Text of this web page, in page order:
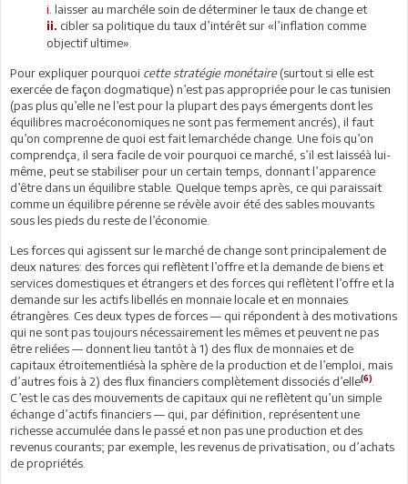
i. laisser au marchéle soin de déterminer le taux de change et
ii. cibler sa politique du taux d’intérêt sur «l’inflation comme
objectif ultime».
Pour expliquer pourquoi cette stratégie monétaire(surtout si elle est
exercée de façon dogmatique) n’est pas appropriée pour le cas tunisien
(pas plus qu’elle ne l’est pour la plupart des pays émergents dont les
équilibres macroéconomiques ne sont pas fermement ancrés), il faut
qu’on comprenne de quoi est fait lemarchéde change. Une fois qu’on
comprendça, il sera facile de voir pourquoi ce marché, s’il est laisséà lui-
même, peut se stabiliser pour un certain temps, donnant l’apparence
d’être dans un équilibre stable. Quelque temps après, ce qui paraissait
comme un équilibre pérenne se révèle avoir été des sables mouvants
sous les pieds du reste de l’économie.
Les forces qui agissent sur le marché de change sont principalement de
deux natures: des forces qui reflètent l’offre et la demande de biens et
services domestiques et étrangers et des forces qui reflètent l’offre et la
demande sur les actifs libellés en monnaie locale et en monnaies
étrangères. Ces deux types de forces — qui répondent à des motivations
qui ne sont pas toujours nécessairement les mêmes et peuvent ne pas
être reliées — donnent lieu tantôt à 1) des flux de monnaies et de
capitaux étroitementliésà la sphère de la production et de l’emploi, mais
d’autres fois à 2) des flux financiers complètement dissociés d’elle(6)
C’est le cas des mouvements de capitaux qui ne reflètent qu’un simple
échange d’actifs financiers — qui, par définition, représentent une
richesse accumulée dans le passé et non pas une production et des
revenus courants; par exemple, les revenus de privatisation, ou d’achats
de propriétés.